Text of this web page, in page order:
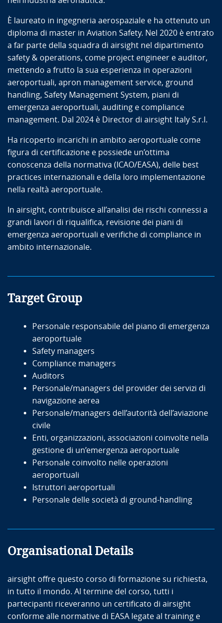
È laureato in ingegneria aerospaziale e ha ottenuto un
diploma di master in Aviation Safety. Nel 2020 è entrato
a far parte della squadra di airsight nel dipartimento
safety & operations, come project engineer e auditor,
mettendo a frutto la sua esperienza in operazioni
aeroportuali, apron management service, ground
handling, Safety Management System, piani di
emergenza aeroportuali, auditing e compliance
management. Dal 2024 è Director di airsight Italy S.r.l.
Ha ricoperto incarichi in ambito aeroportuale come
figura di certificazione e possiede un’ottima
conoscenza della normativa (ICAO/EASA), delle best
practices internazionali e della loro implementazione
nella realtà aeroportuale.
In airsight, contribuisce all’analisi dei rischi connessi a
grandi lavori di riqualifica, revisione dei piani di
emergenza aeroportuali e verifiche di compliance in
ambito internazionale.
Target Group
Personale responsabile del piano di emergenza
aeroportuale
Safety managers
Compliance managers
Auditors
Personale/managers del provider dei servizi di
navigazione aerea
Personale/managers dell’autorità dell’aviazione
civile
Enti, organizzazioni, associazioni coinvolte nella
gestione di un’emergenza aeroportuale
Personale coinvolto nelle operazioni
aeroportuali
Istruttori aeroportuali
Personale delle società di ground-handling
Organisational Details
airsight offre questo corso di formazione su richiesta,
in tutto il mondo. Al termine del corso, tutti i
partecipanti riceveranno un certificato di airsight
conforme alle normative di EASA legate al training e